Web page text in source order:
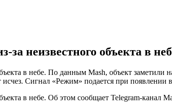
неизвестного объекта в
в небе. По данным Mash, объект
Сигнал «Режим» подается при появлении
в небе. Об этом сообщает Telegram-канал